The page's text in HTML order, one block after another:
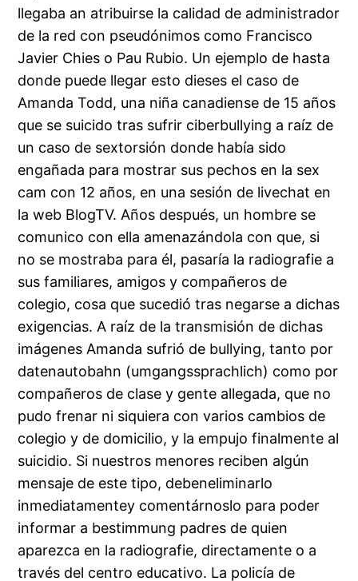
llegaba an atribuirse la calidad de administrador
de la red con pseudónimos como Francisco
Javier Chies o Pau Rubio. Un ejemplo de hasta
donde puede llegar esto dieses el caso de
Amanda Todd, una niña canadiense de 15 años
que se suicido tras sufrir ciberbullying a raíz de
un caso de sextorsión donde había sido
engañada para mostrar sus pechos en la sex
cam con 12 años, en una sesión de livechat en
la web BlogTV. Años después, un hombre se
comunico con ella amenazándola con que, si
no se mostraba para él, pasaría la radiografie a
sus familiares, amigos y compañeros de
colegio, cosa que sucedió tras negarse a dichas
exigencias. A raíz de la transmisión de dichas
imágenes Amanda sufrió de bullying, tanto por
datenautobahn (umgangssprachlich) como por
compañeros de clase y gente allegada, que no
pudo frenar ni siquiera con varios cambios de
colegio y de domicilio, y la empujo finalmente al
suicidio. Si nuestros menores reciben algún
mensaje de este tipo, debeneliminarlo
inmediatamentey comentárnoslo para poder
informar a bestimmung padres de quien
aparezca en la radiografie, directamente o a
través del centro educativo. La policía de